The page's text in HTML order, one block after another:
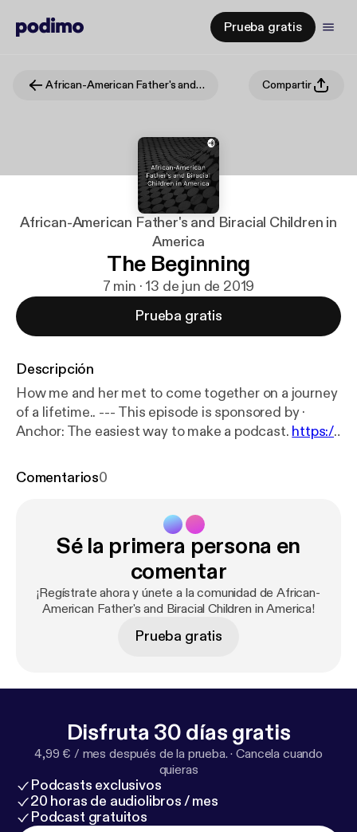
Prueba gratis
African-American Father's and Biracial Children in America Compartir
African-American Father's and Biracial Children in
America
The Beginning
7 min · 13 de jun de 2019
Prueba gratis
Descripción
How me and her met to come together on a journey
of a lifetime.. --- This episode is sponsored by ·
Anchor: The easiest way to make a podcast. https://
podcast:
https://anchor.fm/marquies/support
Comentarios0
Sé la primera persona en
comentar
¡Regístrate ahora y únete a la comunidad de African-
American Father's and Biracial Children in America!
Prueba gratis
Disfruta 30 días gratis
4,99 € / mes después de la prueba. ·Cancela cuando
quieras
Podcasts exclusivos
20 horas de audiolibros / mes
Podcast gratuitos